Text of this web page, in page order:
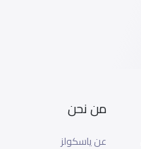
من نحن
عن ياسكولز